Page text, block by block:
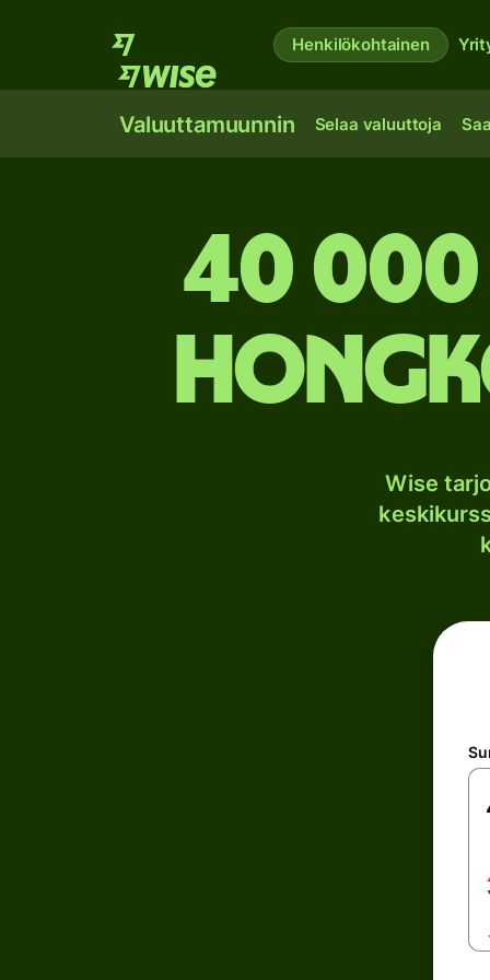
Henkilökohtainen
Valuuttamuunnin Selaa valuuttoja
40
Wise